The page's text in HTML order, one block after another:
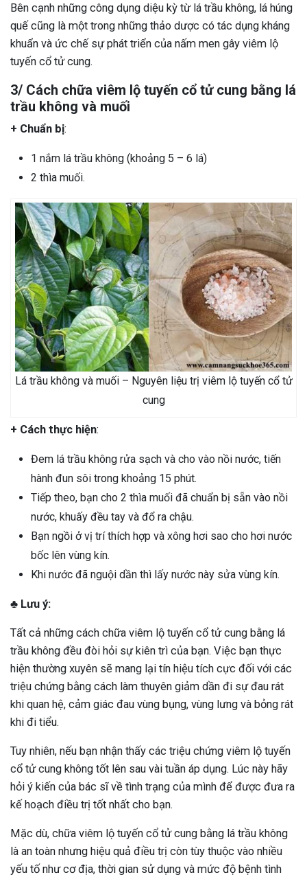
Bên cạnh những công dụng diệu kỳ từ lá trầu không, lá húng
quế cũng là một trong những thảo dược có tác dụng kháng
khuẩn và ức chế sự phát triển của nấm men gây viêm lộ
tuyến cổ tử cung.
3/ Cách chữa viêm lộ tuyến cổ tử cung bằng lá
trầu không và muối
+ Chuẩn bị:
1 nắm lá trầu không (khoảng 5 – 6 lá)
2 thìa muối.
Lá trầu không và muối – Nguyên liệu trị viêm lộ tuyến cổ tử
cung
+ Cách thực hiện:
Đem lá trầu không rửa sạch và cho vào nồi nước, tiến
hành đun sôi trong khoảng 15 phút.
Tiếp theo, bạn cho 2 thìa muối đã chuẩn bị sẵn vào nồi
nước, khuấy đều tay và đổ ra chậu.
Bạn ngồi ở vị trí thích hợp và xông hơi sao cho hơi nước
bốc lên vùng kín.
Khi nước đã nguội dần thì lấy nước này sửa vùng kín.
♣ Lưu ý:
Tất cả những cách chữa viêm lộ tuyến cổ tử cung bằng lá
trầu không đều đòi hỏi sự kiên trì của bạn. Việc bạn thực
hiện thường xuyên sẽ mang lại tín hiệu tích cực đối với các
triệu chứng bằng cách làm thuyên giảm dần đi sự đau rát
khi quan hệ, cảm giác đau vùng bụng, vùng lưng và bỏng rát
khi đi tiểu.
Tuy nhiên, nếu bạn nhận thấy các triệu chứng viêm lộ tuyến
cổ tử cung không tốt lên sau vài tuần áp dụng. Lúc này hãy
hỏi ý kiến của bác sĩ về tình trạng của mình để được đưa ra
kế hoạch điều trị tốt nhất cho bạn.
Mặc dù, chữa viêm lộ tuyến cổ tử cung bằng lá trầu không
là an toàn nhưng hiệu quả điều trị còn tùy thuộc vào nhiều
yếu tố như cơ địa, thời gian sử dụng và mức độ bệnh tình